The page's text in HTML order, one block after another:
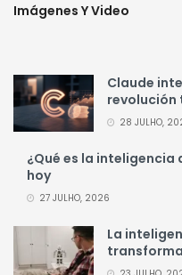
Imágenes Y Video
Claude
revolución
28 JULHO,
¿Qué es la
hoy
27 JULHO, 2026
La